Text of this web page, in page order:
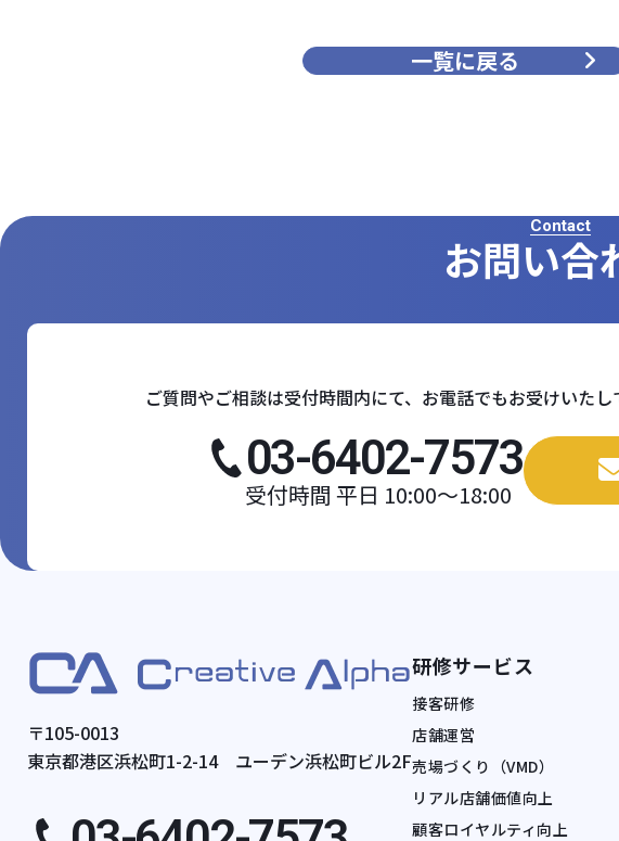
一覧に戻る
Contact
お問い合
ご質問やご相談は受付時間内にて、お電話でもお受けいた
03-6402-7573
受付時間 平日 10:00〜18:00
〒105-0013
東京都港区浜松町1-2-14 ユーデン浜松町ビル2F
研修サービス
接客研修
店舗運営
売場づくり（VMD）
リアル店舗価値向上
顧客ロイヤルティ向上